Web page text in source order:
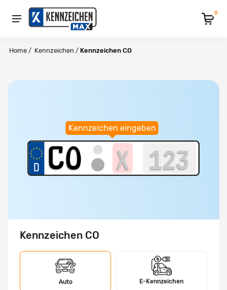
0
Home / Kennzeichen / Kennzeichen CO
Kennzeichen eingeben
Kennzeichen CO
Auto E-Kennzeichen